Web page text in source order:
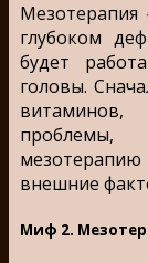
Мезотерапия
глубоком
будет
головы.
проблемы,
внешние
Миф 2.